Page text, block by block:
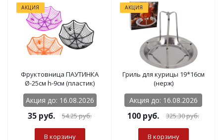
АКЦИЯ
Фруктовница ПАУТИНКА
Ø-25см h-9см (пластик)
Акция до: 16.08.2026
35 руб. 54.25руб.
В корзину
АКЦИЯ
Гриль для курицы 19*16см
(нерж)
Акция до: 16.08.2026
100 руб. 325.30руб.
В корзину